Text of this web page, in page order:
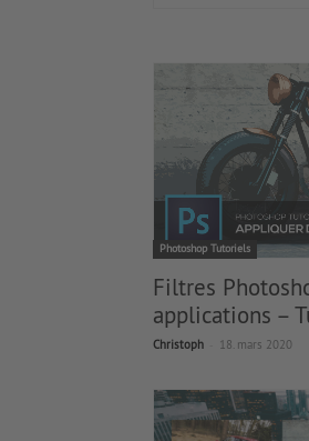
Photoshop Tutoriels
Filtres
applications –
Christoph 18. mars 2020